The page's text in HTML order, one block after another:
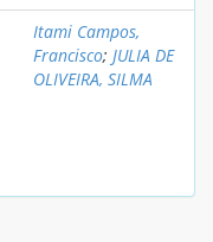
Itami Campos,
Francisco; JULIA DE
OLIVEIRA, SILMA